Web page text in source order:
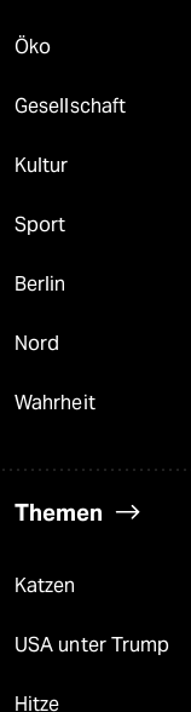
Öko
Gesellschaft
Kultur
Sport
Berlin
Nord
Wahrheit
Themen
Katzen
USA unter Trump
Hitze